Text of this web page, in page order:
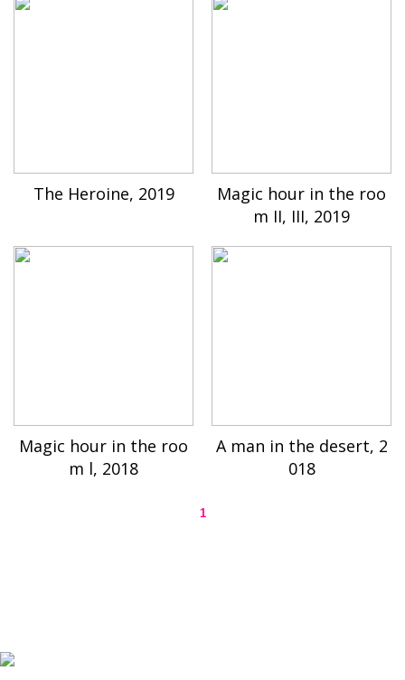
The Heroine, 2019
Magic hour in the roo
m II, III, 2019
Magic hour in the roo
m l, 2018
A man in the desert, 2
018
1